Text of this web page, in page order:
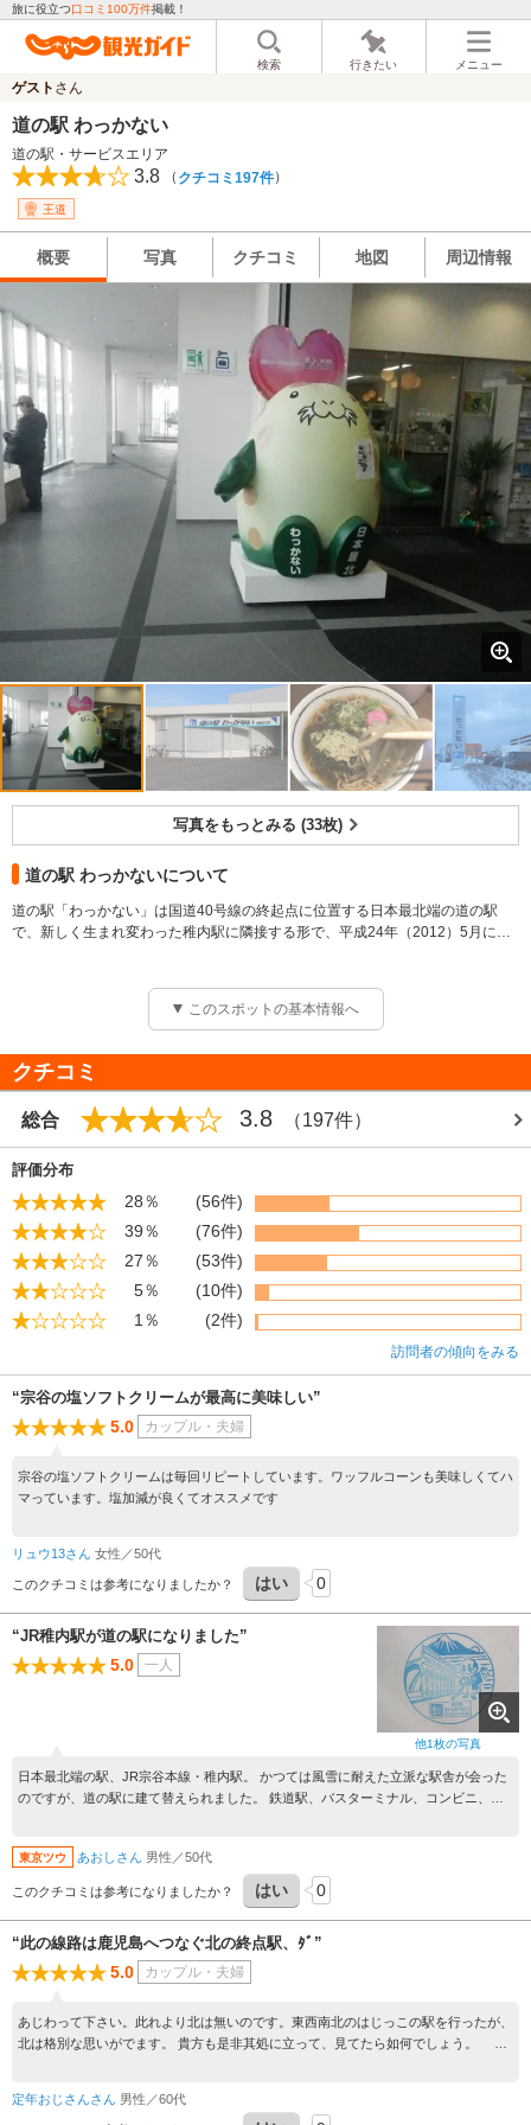
旅に役立つ口コミ100万件掲載！
検索 行きたい メニュー
ゲスト さん
道の駅 わっかない
道の駅・サービスエリア
3.8 （ クチコミ197件）
王道
概要 写真 クチコミ 地図 周辺情報
写真をもっとみる (33枚)
道の駅 わっかないについて
道の駅「わっかない」は国道40号線の終起点に位置する日本最北端の道の駅
で、新しく生まれ変わった稚内駅に隣接する形で、平成24年（2012）5月に北
用可能なトイレなどが設置されています。
観光情報コーナー
無料休憩コーナー
このスポットの基本情報へ
クチコミ
総合 3.8 （197件）
評価分布
28％
(56件)
39％
(76件)
27％
(53件)
5％
(10件)
1％
(2件)
訪問者の傾向をみる
“宗谷の塩ソフトクリームが最高に美味しい”
5.0 カップル・夫婦
宗谷の塩ソフトクリームは毎回リピートしています。ワッフルコーンも美味しくてハ
マっています。塩加減が良くてオススメです
リュウ13さん 女性／50代
このクチコミは参考になりましたか？ はい 0
他1枚の写真
“JR稚内駅が道の駅になりました”
5.0 一人
日本最北端の駅、JR宗谷本線・稚内駅。 かつては風雪に耐えた立派な駅舎が会った
のですが、道の駅に建て替えられました。 鉄道駅、バスターミナル、コンビニ、お
東京ツウ あおしさん 男性／50代
このクチコミは参考になりましたか？ はい 0
“此の線路は鹿児島へつなぐ北の終点駅、ﾀﾞ”
5.0 カップル・夫婦
あじわって下さい。此れより北は無いのです。東西南北のはじっこの駅を行ったが、
北は格別な思いがでます。 貴方も是非其処に立って、見てたら如何でしょう。 北
マで買った弁当を食べている人も見ました。
定年おじさんさん 男性／60代